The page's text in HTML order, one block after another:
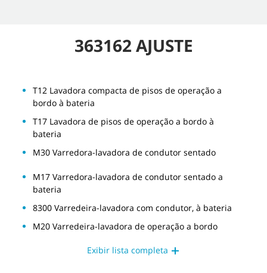
363162 AJUSTE
T12 Lavadora compacta de pisos de operação a
bordo à bateria
T17 Lavadora de pisos de operação a bordo à
bateria
M30 Varredora-lavadora de condutor sentado
M17 Varredora-lavadora de condutor sentado a
bateria
8300 Varredeira-lavadora com condutor, à bateria
M20 Varredeira-lavadora de operação a bordo
Exibir lista completa